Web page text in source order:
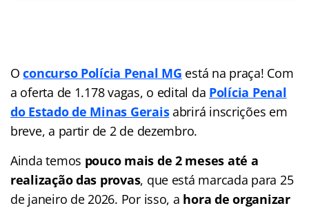
Oconcurso Polícia Penal MG está na praça! Com
a oferta de 1.178 vagas, o edital da Polícia Penal
do Estado de Minas Geraisabrirá inscrições em
breve, a partir de 2 de dezembro.
Ainda temos pouco mais de 2 meses até a
realização das provas, que está marcada para 25
de janeiro de 2026. Por isso, a hora de organizar